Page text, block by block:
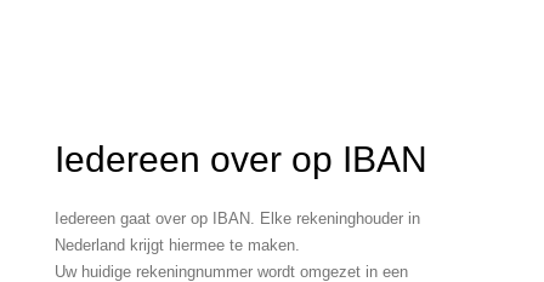
Iedereen over op IBAN
Iedereen gaat over op IBAN. Elke rekeninghouder in
Nederland krijgt hiermee te maken.
Uw huidige rekeningnummer wordt omgezet in een